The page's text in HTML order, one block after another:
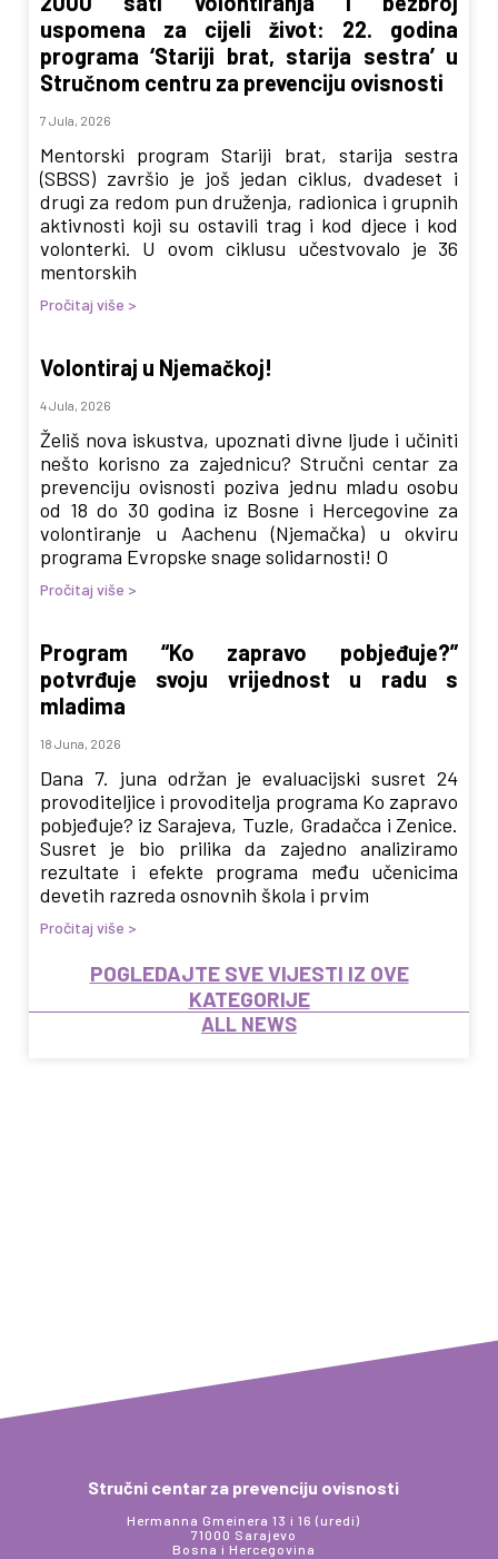
uspomena za cijeli život: 22. godina
programa ‘Stariji brat, starija sestra’ u
Stručnom centru za prevenciju ovisnosti
7 Jula, 2026
Mentorski program Stariji brat, starija sestra
(SBSS) završio je još jedan ciklus, dvadeset i
drugi za redom pun druženja, radionica i grupnih
aktivnosti koji su ostavili trag i kod djece i kod
volonterki. U ovom ciklusu učestvovalo je 36
mentorskih
Pročitaj više >
Volontiraj u Njemačkoj!
4 Jula, 2026
Želiš nova iskustva, upoznati divne ljude i učiniti
nešto korisno za zajednicu? Stručni centar za
prevenciju ovisnosti poziva jednu mladu osobu
od 18 do 30 godina iz Bosne i Hercegovine za
volontiranje u Aachenu (Njemačka) u okviru
programa Evropske snage solidarnosti! O
Pročitaj više >
Program “Ko zapravo pobjeđuje?”
potvrđuje svoju vrijednost u radu s
mladima
18 Juna, 2026
Dana 7. juna održan je evaluacijski susret 24
provoditeljice i provoditelja programa Ko zapravo
pobjeđuje? iz Sarajeva, Tuzle, Gradačca i Zenice.
Susret je bio prilika da zajedno analiziramo
rezultate i efekte programa među učenicima
devetih razreda osnovnih škola i prvim
Pročitaj više >
POGLEDAJTE SVE VIJESTI IZ OVE
KATEGORIJE
ALL NEWS
Stručni centar za prevenciju ovisnosti
Hermanna Gmeinera 13 i 16 (uredi)
71000 Sarajevo
Bosna i Hercegovina